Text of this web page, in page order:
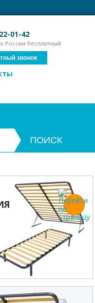
01-42
России бесплатный
звонок